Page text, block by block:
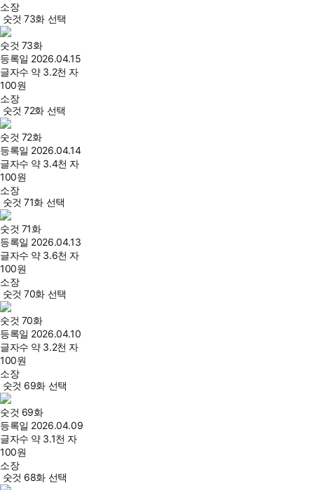
소장
숫것 73화 선택
숫것 73화
등록일 2026.04.15
글자수 약 3.2천 자
100원
소장
숫것 72화 선택
숫것 72화
등록일 2026.04.14
글자수 약 3.4천 자
100원
소장
숫것 71화 선택
숫것 71화
등록일 2026.04.13
글자수 약 3.6천 자
100원
소장
숫것 70화 선택
숫것 70화
등록일 2026.04.10
글자수 약 3.2천 자
100원
소장
숫것 69화 선택
숫것 69화
등록일 2026.04.09
글자수 약 3.1천 자
100원
소장
숫것 68화 선택